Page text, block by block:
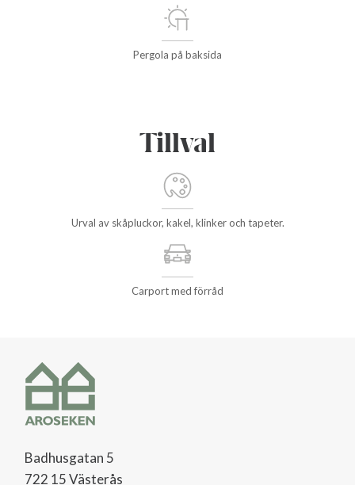
Pergola på baksida
Tillval
Urval av skåpluckor, kakel, klinker och tapeter.
Carport med förråd
Badhusgatan 5
722 15 Västerås